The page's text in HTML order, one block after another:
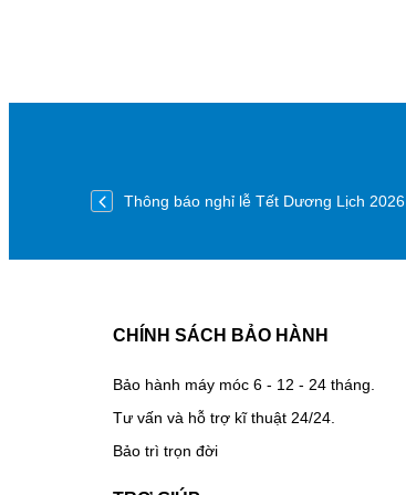
Thông báo nghỉ lễ Tết Dương Lịch 2026
CHÍNH SÁCH BẢO HÀNH
Bảo hành máy móc 6 - 12 - 24 tháng.
Tư vấn và hỗ trợ kĩ thuật 24/24.
Bảo trì trọn đời